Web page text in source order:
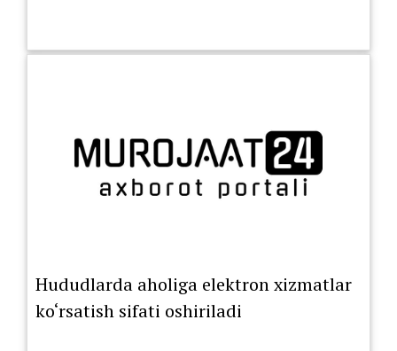
Hududlarda aholiga elektron xizmatlar
ko‘rsatish sifati oshiriladi